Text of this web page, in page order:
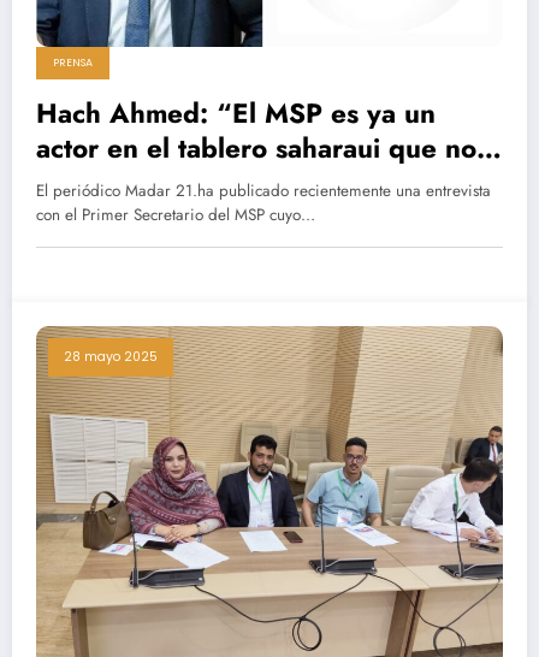
PRENSA
Hach Ahmed: “El MSP es ya un
actor en el tablero saharaui que no
debieran desdeñar la ONU ni
Marruecos”.
El periódico Madar 21.ha publicado recientemente una entrevista
con el Primer Secretario del MSP cuyo…
28 mayo 2025